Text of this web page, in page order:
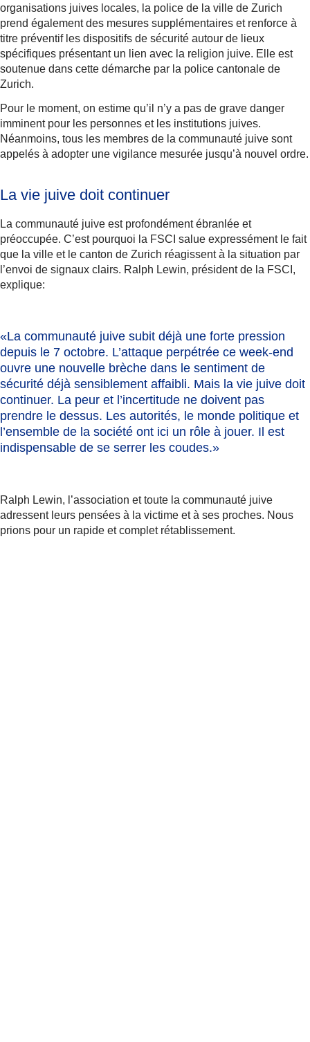
organisations juives locales, la police de la ville de Zurich
prend également des mesures supplémentaires et renforce à
titre préventif les dispositifs de sécurité autour de lieux
spécifiques présentant un lien avec la religion juive. Elle est
soutenue dans cette démarche par la police cantonale de
Zurich.
Pour le moment, on estime qu’il n’y a pas de grave danger
imminent pour les personnes et les institutions juives.
Néanmoins, tous les membres de la communauté juive sont
appelés à adopter une vigilance mesurée jusqu’à nouvel ordre.
La vie juive doit continuer
La communauté juive est profondément ébranlée et
préoccupée. C’est pourquoi la FSCI salue expressément le fait
que la ville et le canton de Zurich réagissent à la situation par
l’envoi de signaux clairs. Ralph Lewin, président de la FSCI,
explique:
«La communauté juive subit déjà une forte pression
depuis le 7 octobre. L’attaque perpétrée ce week-end
ouvre une nouvelle brèche dans le sentiment de
sécurité déjà sensiblement affaibli. Mais la vie juive doit
continuer. La peur et l’incertitude ne doivent pas
prendre le dessus. Les autorités, le monde politique et
l’ensemble de la société ont ici un rôle à jouer. Il est
indispensable de se serrer les coudes.»
Ralph Lewin, l’association et toute la communauté juive
adressent leurs pensées à la victime et à ses proches. Nous
prions pour un rapide et complet rétablissement.